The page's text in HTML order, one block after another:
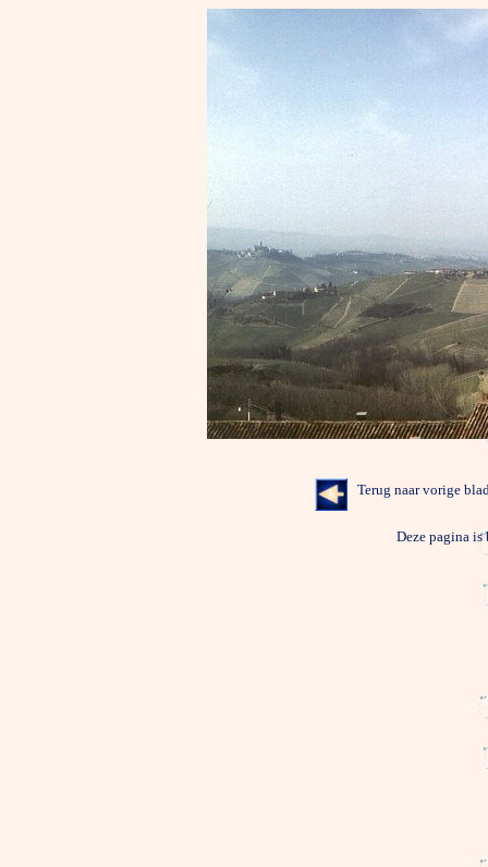
Terug naar
Deze pagina